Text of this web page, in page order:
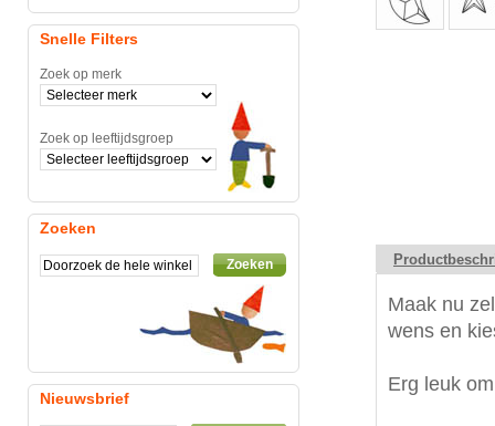
Maak nu
wens en
Erg leuk
Snelle Filters
Zoek op merk
Zoek op leeftijdsgroep
Zoeken
Zoeken
Nieuwsbrief